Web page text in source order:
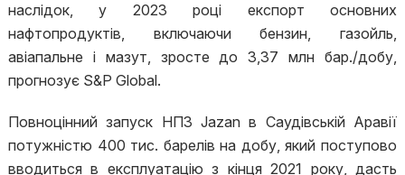
наслідок, у 2023 році експорт основних
нафтопродуктів, включаючи бензин, газойль,
авіапальне і мазут, зросте до 3,37 млн бар./добу,
прогнозує S&P Global.
Повноцінний запуск НПЗ Jazan в Саудівській Аравії
потужністю 400 тис. барелів на добу, який поступово
вводиться в експлуатацію з кінця 2021 року, дасть